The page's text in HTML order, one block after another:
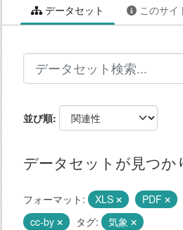
データセット このサイ
並び順
データセットが見つか
フォーマット: XLS PDF
cc-by
タグ:
気象